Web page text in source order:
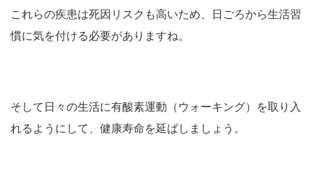
これらの疾患は死因リスクも高いため、日ごろから生活習
慣に気を付ける必要がありますね。
そして日々の生活に有酸素運動（ウォーキング）を取り入
れるようにして、健康寿命を延ばしましょう。